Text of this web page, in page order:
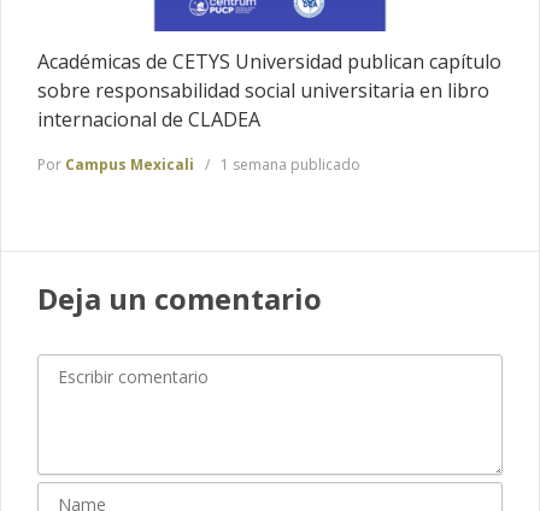
Académicas de CETYS Universidad publican capítulo
sobre responsabilidad social universitaria en libro
internacional de CLADEA
Por Campus Mexicali 1 semana publicado
Deja un comentario